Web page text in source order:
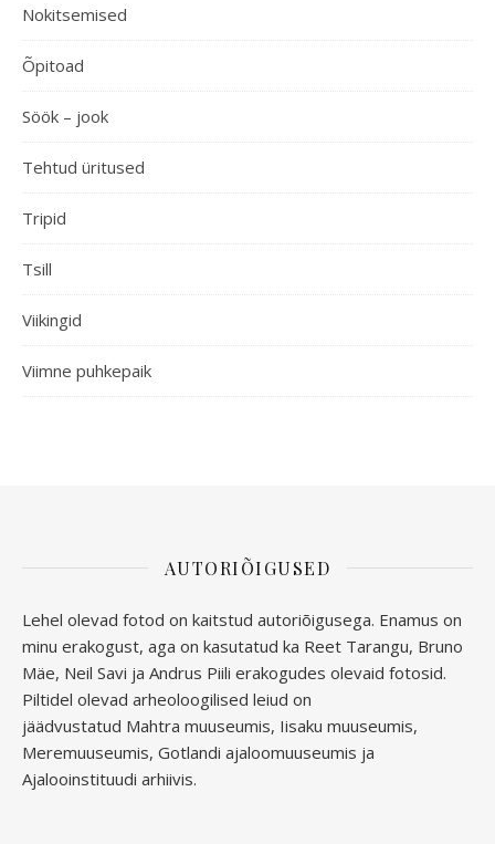
Nokitsemised
Õpitoad
Söök – jook
Tehtud üritused
Tripid
Tsill
Viikingid
Viimne puhkepaik
AUTORIÕIGUSED
Lehel olevad fotod on kaitstud autoriõigusega. Enamus on
minu erakogust, aga on kasutatud ka Reet Tarangu, Bruno
Mäe, Neil Savi ja Andrus Piili erakogudes olevaid fotosid.
Piltidel olevad arheoloogilised leiud on
jäädvustatud Mahtra muuseumis, Iisaku muuseumis,
Meremuuseumis, Gotlandi ajaloomuuseumis ja
Ajalooinstituudi arhiivis.